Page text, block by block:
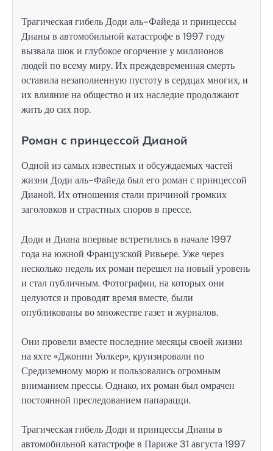
Трагическая гибель Доди аль-Файеда и принцессы
Дианы в автомобильной катастрофе в 1997 году
вызвала шок и глубокое огорчение у миллионов
людей по всему миру. Их преждевременная смерть
оставила незаполненную пустоту в сердцах многих, и
их влияние на общество и их наследие продолжают
жить до сих пор.
Роман с принцессой Дианой
Одной из самых известных и обсуждаемых частей
жизни Доди аль-Файеда был его роман с принцессой
Дианой. Их отношения стали причиной громких
заголовков и страстных споров в прессе.
Доди и Диана впервые встретились в начале 1997
года на южной Французской Ривьере. Уже через
несколько недель их роман перешел на новый уровень
и стал публичным. Фотографии, на которых они
целуются и проводят время вместе, были
опубликованы во множестве газет и журналов.
Они провели вместе последние месяцы своей жизни
на яхте «Джонни Уолкер», круизировали по
Средиземному морю и пользовались огромным
вниманием прессы. Однако, их роман был омрачен
постоянной преследованием папарацци.
Трагическая гибель Доди и принцессы Дианы в
автомобильной катастрофе в Париже 31 августа 1997